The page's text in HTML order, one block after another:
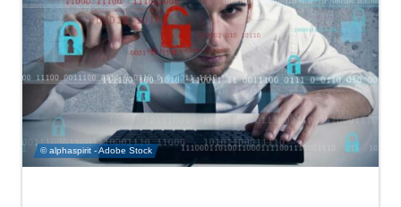
© alphaspirit - Adobe Stock